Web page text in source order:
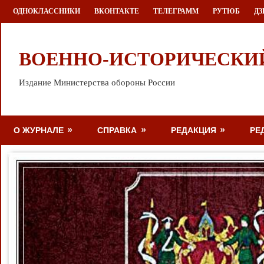
Перейти
к
ОДНОКЛАССНИКИ ВКОНТАКТЕ ТЕЛЕГРАММ РУТЮБ
ВОЕННО-
Издание Министерства обороны России
О ЖУРНАЛЕ СПРАВКА РЕДАКЦИЯ